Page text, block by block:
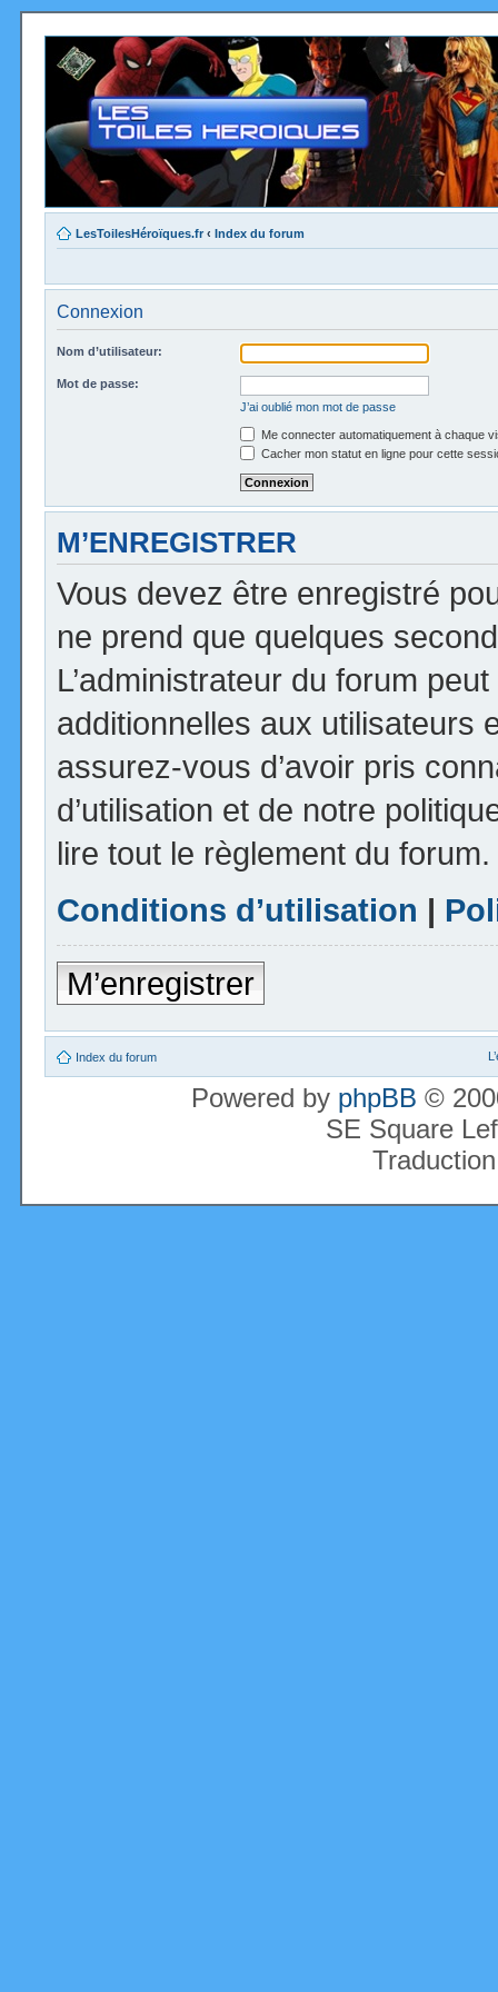
LesToilesHéroïques.fr ‹ Index du forum
Connexion
Nom d’utilisateur:
Mot de passe:
J’ai oublié mon mot de passe
Me connecter automatiquement à chaque
Cacher mon statut en ligne pour cette
M’ENREGISTRER
Vous devez être enregistré
ne prend que quelques
L’administrateur du forum
additionnelles aux utilisateurs
assurez-vous d’avoir pris
d’utilisation et de notre
lire tout le règlement du forum.
Conditions d’utilisation |
M’enregistrer
Index du forum
Powered by phpBB ©
SE Square